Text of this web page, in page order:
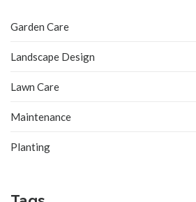
Garden Care
Landscape Design
Lawn Care
Maintenance
Planting